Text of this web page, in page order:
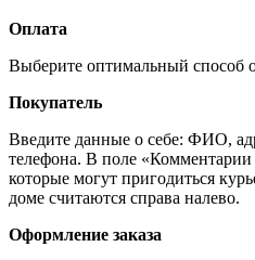
Оплата
Выберите оптимальный способ
Покупатель
Введите данные о себе: ФИО,
телефона. В поле «Комментарии
которые могут пригодиться
доме считаются справа налево.
Оформление заказа